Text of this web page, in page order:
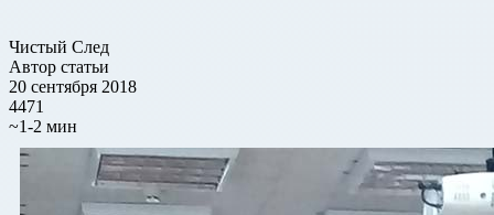
Чистый След
Автор статьи
20 сентября 2018
4471
~1-2 мин